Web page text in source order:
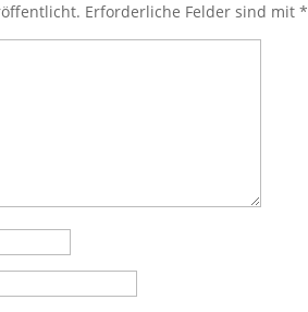
Erforderliche Felder sind mit*